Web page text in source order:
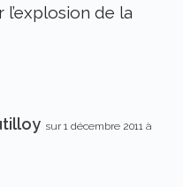
de la
sur 1 décembre 2011 à